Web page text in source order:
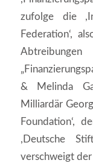
zufolge die
Federation‘,
& Melinda
Milliardär
Foundation‘,
,Deutsche
verschweigt